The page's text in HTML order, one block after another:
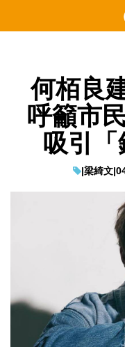
何栢良
呼籲市
吸引「
|梁綺文|